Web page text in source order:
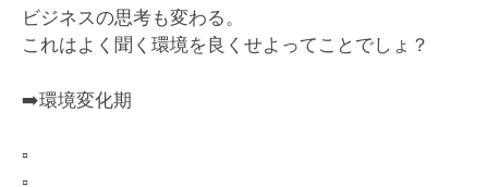
ビジネスの思考も変わる。
これはよく聞く環境を良くせよってことでしょ？
➡️環境変化期
▫️
▫️